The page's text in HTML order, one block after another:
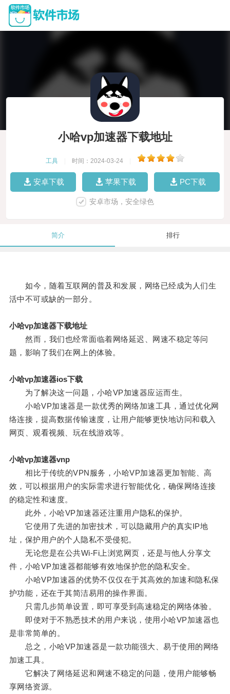
小哈vp加速器下载地址
工具 时间：2024-03-24
安卓下载 苹果下载 PC下载
安卓市场，安全绿色
简介 排行
如今，随着互联网的普及和发展，网络已经成为人们生
活中不可或缺的一部分。
小哈vp加速器下载地址
然而，我们也经常面临着网络延迟、网速不稳定等问
题，影响了我们在网上的体验。
小哈vp加速器ios下载
为了解决这一问题，小哈VP加速器应运而生。
小哈VP加速器是一款优秀的网络加速工具，通过优化网
络连接，提高数据传输速度，让用户能够更快地访问和载入
网页、观看视频、玩在线游戏等。
小哈vp加速器vnp
相比于传统的VPN服务，小哈VP加速器更加智能、高
效，可以根据用户的实际需求进行智能优化，确保网络连接
的稳定性和速度。
此外，小哈VP加速器还注重用户隐私的保护。
它使用了先进的加密技术，可以隐藏用户的真实IP地
址，保护用户的个人隐私不受侵犯。
无论您是在公共Wi-Fi上浏览网页，还是与他人分享文
件，小哈VP加速器都能够有效地保护您的隐私安全。
小哈VP加速器的优势不仅仅在于其高效的加速和隐私保
护功能，还在于其简洁易用的操作界面。
只需几步简单设置，即可享受到高速稳定的网络体验。
即使对于不熟悉技术的用户来说，使用小哈VP加速器也
是非常简单的。
总之，小哈VP加速器是一款功能强大、易于使用的网络
加速工具。
它解决了网络延迟和网速不稳定的问题，使用户能够畅
享网络资源。